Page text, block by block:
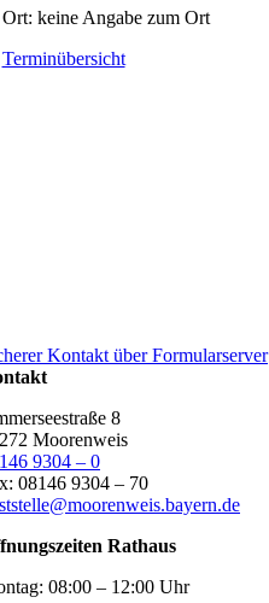
Ort: keine Angabe zum Ort
Terminübersicht
Kontakt über Formularserver
8
Moorenweis
9304 – 0
08146 9304 – 70
Rathaus
08:00 – 12:00 Uhr